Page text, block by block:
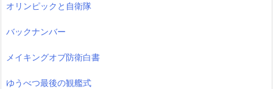
オリンピックと自衛隊
バックナンバー
メイキングオブ防衛白書
ゆうべつ最後の観艦式